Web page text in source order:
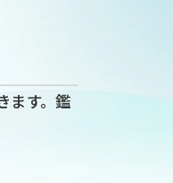
ます。鑑